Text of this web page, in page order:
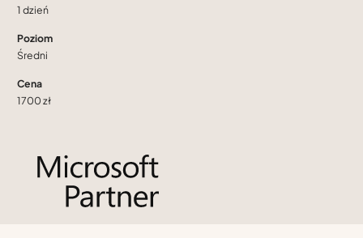
1 dzień
Poziom
Średni
Cena
1700 zł